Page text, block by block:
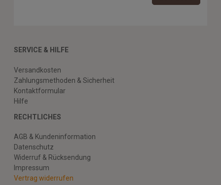
SERVICE & HILFE
Versandkosten
Zahlungsmethoden & Sicherheit
Kontaktformular
Hilfe
RECHTLICHES
AGB & Kundeninformation
Datenschutz
Widerruf & Rücksendung
Impressum
Vertrag widerrufen